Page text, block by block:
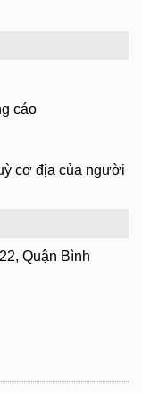
cáo
cơ địa của người
Quận Bình